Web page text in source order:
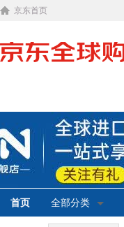
京东首页
首页 全部分类